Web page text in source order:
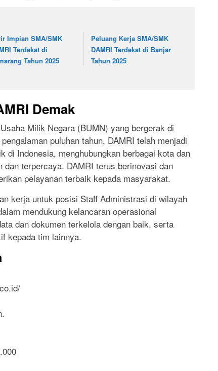
Impian SMA/SMK
Terdekat di
Tahun 2025
Peluang Kerja SMA/SMK
DAMRI Terdekat di Banjar
Tahun 2025
Demak
Milik Negara (BUMN) yang bergerak di
puluhan tahun, DAMRI telah menjadi
di Indonesia, menghubungkan berbagai kota dan
dan terpercaya. DAMRI terus berinovasi dan
pelayanan terbaik kepada masyarakat.
kerja untuk posisi Staff Administrasi di wilayah
mendukung kelancaran operasional
dan dokumen terkelola dengan baik, serta
kepada tim lainnya.